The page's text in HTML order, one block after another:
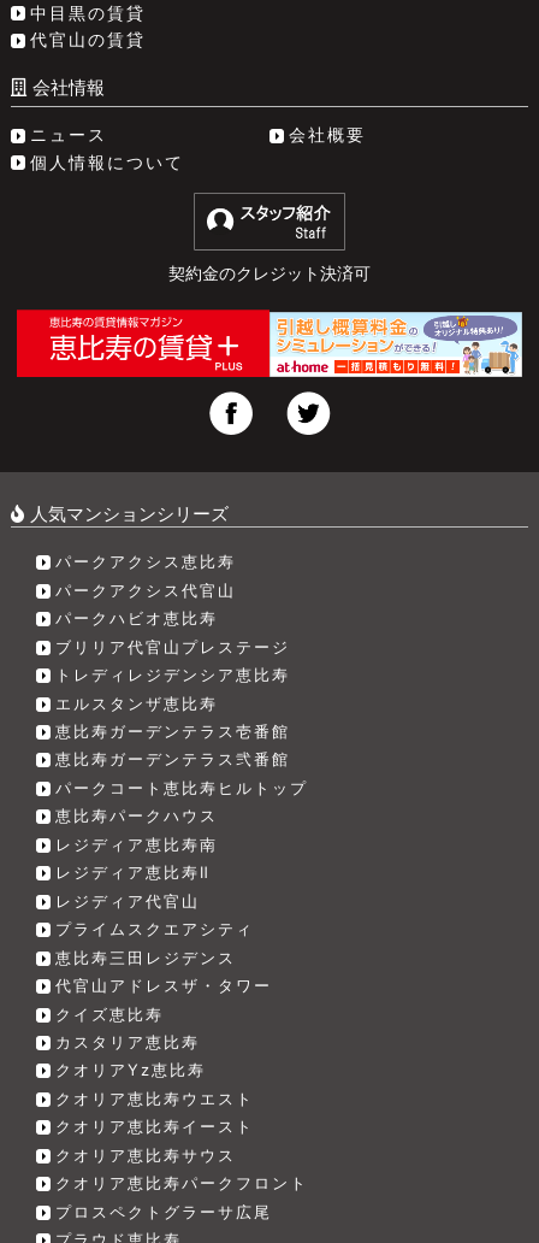
中目黒の賃貸
代官山の賃貸
会社情報
ニュース
会社概要
個人情報について
契約金のクレジット決済可
人気マンションシリーズ
パークアクシス恵比寿
パークアクシス代官山
パークハビオ恵比寿
ブリリア代官山プレステージ
トレディレジデンシア恵比寿
エルスタンザ恵比寿
恵比寿ガーデンテラス壱番館
恵比寿ガーデンテラス弐番館
パークコート恵比寿ヒルトップ
恵比寿パークハウス
レジディア恵比寿南
レジディア恵比寿Ⅱ
レジディア代官山
プライムスクエアシティ
恵比寿三田レジデンス
代官山アドレスザ・タワー
クイズ恵比寿
カスタリア恵比寿
クオリアYz恵比寿
クオリア恵比寿ウエスト
クオリア恵比寿イースト
クオリア恵比寿サウス
クオリア恵比寿パークフロント
プロスペクトグラーサ広尾